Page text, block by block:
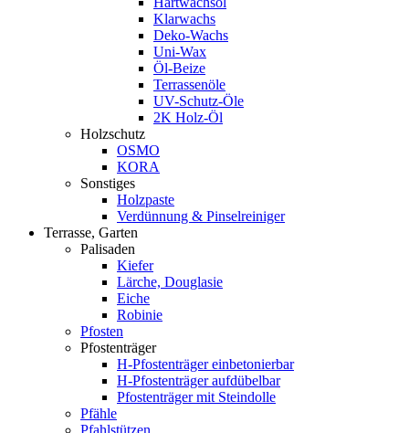
Klarwachs
Deko-Wachs
Uni-Wax
Öl-Beize
Terrassenöle
UV-Schutz-Öle
2K Holz-Öl
Holzschutz
OSMO
KORA
Sonstiges
Holzpaste
Verdünnung & Pinselreiniger
Terrasse, Garten
Palisaden
Kiefer
Lärche, Douglasie
Eiche
Robinie
Pfosten
Pfostenträger
H-Pfostenträger einbetonierbar
H-Pfostenträger aufdübelbar
Pfostenträger mit Steindolle
Pfähle
Pfahlstützen